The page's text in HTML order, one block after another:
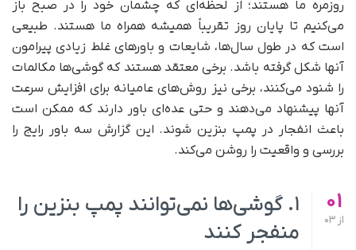
روزمره ما هستند؛ از لحظه‌ای که چشمان خود را در صبح باز
می‌کنیم تا پایان روز تقریباً همیشه همراه ما هستند. طبیعی
است که در طول سال‌ها، شایعات و باورهای غلط زیادی پیرامون
آنها شکل گرفته باشد. برخی معتقد هستند که گوشی‌ها مکالمات
را شنود می‌کنند، برخی نیز روش‌های عامیانه برای افزایش سرعت
آنها پیشنهاد می‌دهند و حتی عده‌ای باور دارند که ممکن است
باعث انفجار در پمپ‌ بنزین شوند. این گزارش سه باور رایج را
بررسی و واقعیت را روشن می‌کند.
01
از
۱. گوشی‌ها نمی‌توانند پمپ‌ بنزین را
منفجر کنند